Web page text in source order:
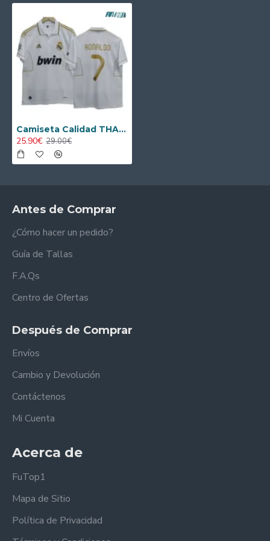
Camiseta Calidad THAI RONALDO 7 Real Madrid Local Primera Equipación 2011/12 Retro
25.90€ 29.00€
Antes de Comprar
¿Cómo hacer un pedido?
Guía de Tallas
F.A.Qs
Centro de Ofertas
Después de Comprar
Envíos
Cambio y Devolución
Contáctenos
Mi Cuenta
Acerca de
FuTop1
Mapa de Sitio
Política de Privacidad